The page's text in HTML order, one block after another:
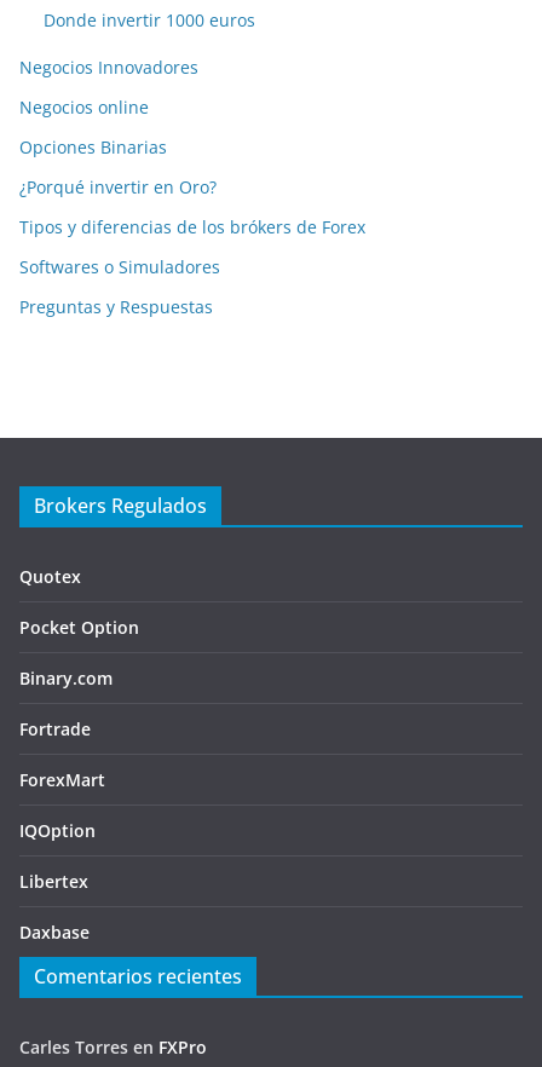
Donde invertir 1000 euros
Negocios Innovadores
Negocios online
Opciones Binarias
¿Porqué invertir en Oro?
Tipos y diferencias de los brókers de Forex
Softwares o Simuladores
Preguntas y Respuestas
Brokers Regulados
Quotex
Pocket Option
Binary.com
Fortrade
ForexMart
IQOption
Libertex
Daxbase
Comentarios recientes
Carles Torres en FXPro